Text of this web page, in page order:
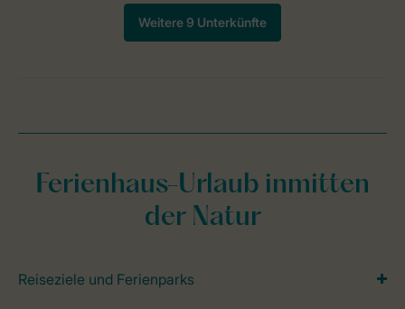
Ferienhaus-Urlaub inmitten
der Natur
Reiseziele und Ferienparks